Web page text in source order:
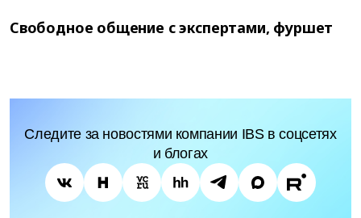
Свободное общение с экспертами, фуршет
Следите за новостями компании IBS в соцсетях
и блогах